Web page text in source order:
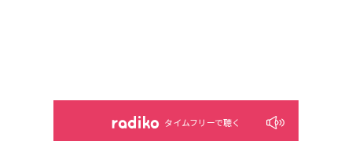
タイムフリーで聴く